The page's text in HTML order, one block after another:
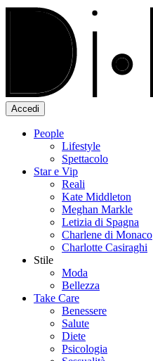
Accedi
People
Lifestyle
Spettacolo
Star e Vip
Reali
Kate Middleton
Meghan Markle
Letizia di Spagna
Charlene di Monaco
Charlotte Casiraghi
Stile
Moda
Bellezza
Take Care
Benessere
Salute
Diete
Psicologia